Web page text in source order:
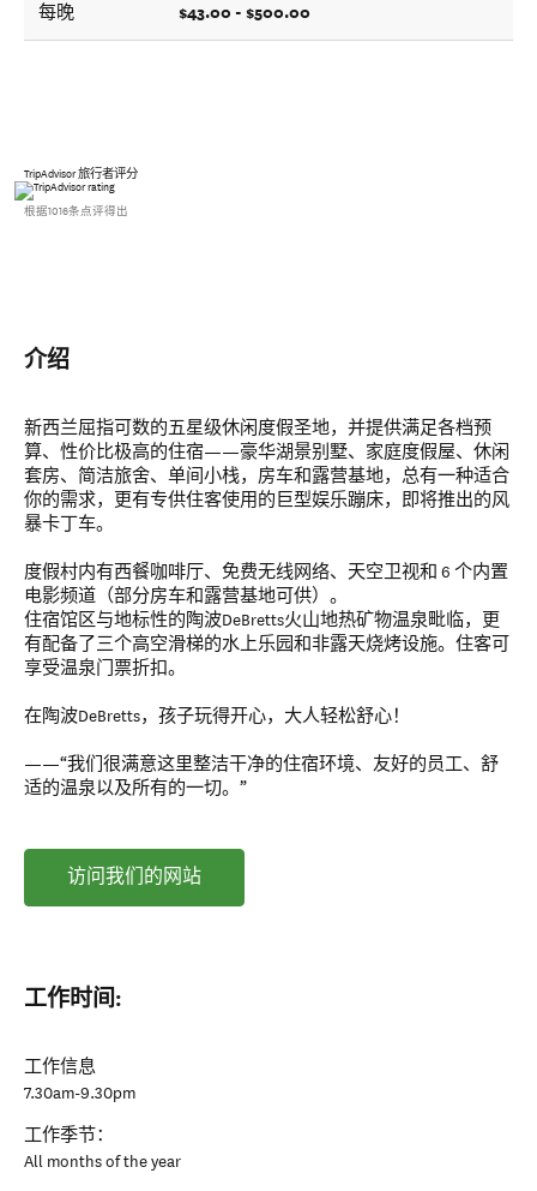
每晚 $43.00 - $500.00
TripAdvisor 旅行者评分
根据1016条点评得出
介绍
新西兰屈指可数的五星级休闲度假圣地，并提供满足各档预
算、性价比极高的住宿——豪华湖景别墅、家庭度假屋、休闲
套房、简洁旅舍、单间小栈，房车和露营基地，总有一种适合
你的需求，更有专供住客使用的巨型娱乐蹦床，即将推出的风
暴卡丁车。
度假村内有西餐咖啡厅、免费无线网络、天空卫视和 6 个内置
电影频道（部分房车和露营基地可供）。
住宿馆区与地标性的陶波DeBretts火山地热矿物温泉毗临，更
有配备了三个高空滑梯的水上乐园和非露天烧烤设施。住客可
享受温泉门票折扣。
在陶波DeBretts，孩子玩得开心，大人轻松舒心！
——“我们很满意这里整洁干净的住宿环境、友好的员工、舒
适的温泉以及所有的一切。”
访问我们的网站
工作时间:
工作信息
7.30am-9.30pm
工作季节：
All months of the year